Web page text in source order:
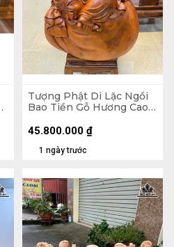
Tượng Phật Di Lặc Ngồi
Bao Tiền Gỗ Hương Cao
- 155kg
1 ngày trước
45.800.000 ₫